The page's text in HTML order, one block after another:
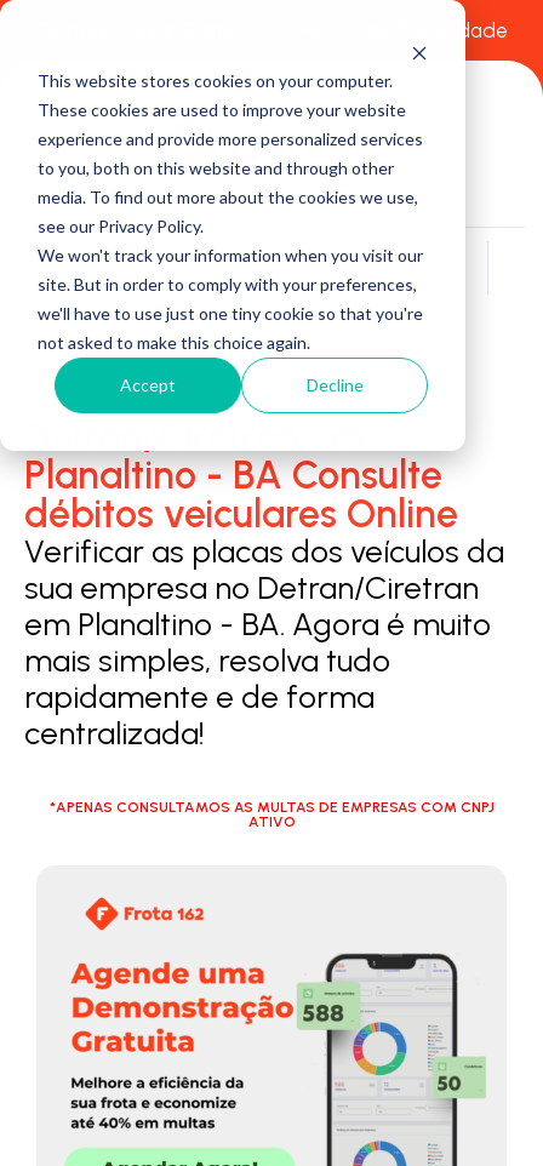
This website stores cookies on your computer.
These cookies are used to improve your website
experience and provide more personalized services
to you, both on this website and through other
media. To find out more about the cookies we use,
see our Privacy Policy.
We won't track your information when you visit our
site. But in order to comply with your preferences,
we'll have to use just one tiny cookie so that you're
not asked to make this choice again.
Accept Decline
Política de Privacidade
Buscar
Planaltino - BA Consulte
débitos veiculares Online
Verificar as placas dos veículos da
sua empresa no Detran/Ciretran
em Planaltino - BA. Agora é muito
mais simples, resolva tudo
rapidamente e de forma
centralizada!
*APENAS CONSULTAMOS AS MULTAS DE EMPRESAS COM CNPJ
ATIVO